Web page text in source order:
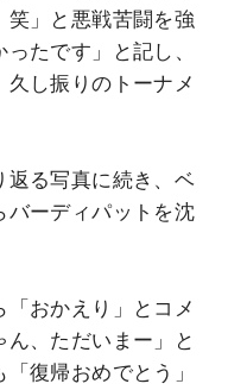
笑」と悪戦苦闘を強
たです」と記し、
し振りのトーナメ
返る写真に続き、ベ
バーディパットを沈
おかえり」とコメ
、ただいまー」と
復帰おめでとう」